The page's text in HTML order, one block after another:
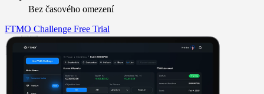
Bez časového omezení
FTMO Challenge Free Trial